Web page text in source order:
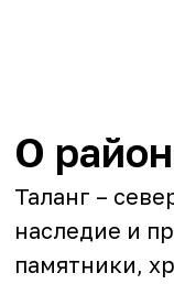
О
Таланг –
наследие и
памятники,